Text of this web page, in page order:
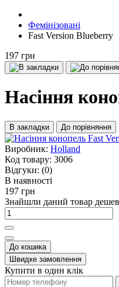
Фемінізовані
Fast Version Blueberry
197 грн
Насіння
В закладки До порівняння
Виробник: Holland
Код товару: 3006
Відгуки: (0)
В наявності
197 грн
Знайшли даний товар
До кошика
Швидке замовлення
Купити в один клік